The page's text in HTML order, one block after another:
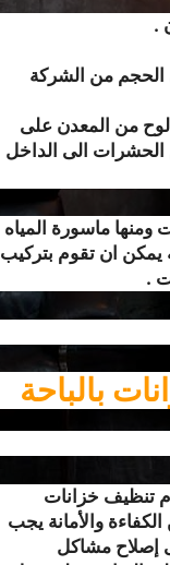
.
الحجم من الشركة
لوح من المعدن على
الى الداخل
ومنها ماسورة المياه
يمكن ان تقوم بتركيب
.
بالباحة
تنظيف خزانات
والأمانة يجب
إصلاح مشاكل